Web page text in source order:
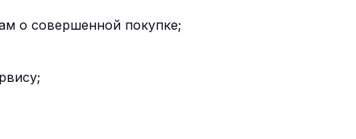
о совершенной покупке;